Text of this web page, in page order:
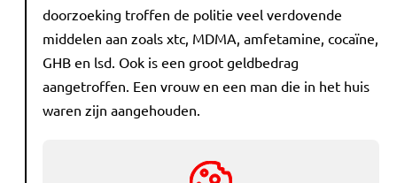
doorzoeking troffen de politie veel verdovende
middelen aan zoals xtc, MDMA, amfetamine, cocaïne,
GHB en lsd. Ook is een groot geldbedrag
aangetroffen. Een vrouw en een man die in het huis
waren zijn aangehouden.